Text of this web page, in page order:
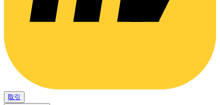
取引